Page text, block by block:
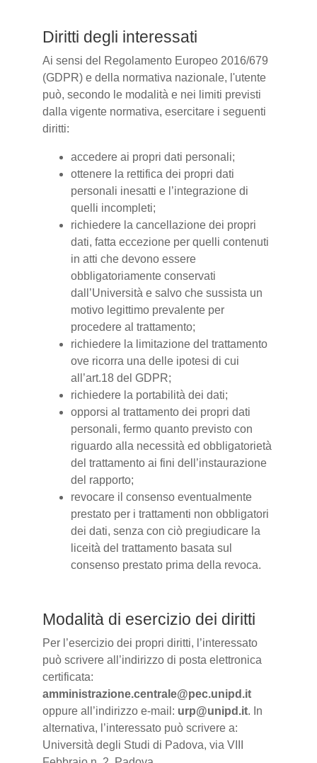
Diritti degli interessati
Ai sensi del Regolamento Europeo 2016/679
(GDPR) e della normativa nazionale, l'utente
può, secondo le modalità e nei limiti previsti
dalla vigente normativa, esercitare i seguenti
diritti:
accedere ai propri dati personali;
ottenere la rettifica dei propri dati
personali inesatti e l’integrazione di
quelli incompleti;
richiedere la cancellazione dei propri
dati, fatta eccezione per quelli contenuti
in atti che devono essere
obbligatoriamente conservati
dall’Università e salvo che sussista un
motivo legittimo prevalente per
procedere al trattamento;
richiedere la limitazione del trattamento
ove ricorra una delle ipotesi di cui
all’art.18 del GDPR;
richiedere la portabilità dei dati;
opporsi al trattamento dei propri dati
personali, fermo quanto previsto con
riguardo alla necessità ed obbligatorietà
del trattamento ai fini dell’instaurazione
del rapporto;
revocare il consenso eventualmente
prestato per i trattamenti non obbligatori
dei dati, senza con ciò pregiudicare la
liceità del trattamento basata sul
consenso prestato prima della revoca.
Modalità di esercizio dei diritti
Per l’esercizio dei propri diritti, l’interessato
può scrivere all’indirizzo di posta elettronica
certificata:
amministrazione.centrale@pec.unipd.it
oppure all’indirizzo e-mail: urp@unipd.it. In
alternativa, l’interessato può scrivere a:
Università degli Studi di Padova, via VIII